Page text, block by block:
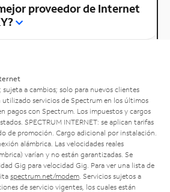
proveedor de Internet
a cambios; solo para nuevos clientes
utilizado servicios de Spectrum en los últimos
pagos con Spectrum. Los impuestos y cargos
SPECTRUM INTERNET: se aplican tarifas
de promoción. Cargo adicional por instalación.
alámbrica. Las velocidades reales
varían y no están garantizadas. Se
Gig para velocidad Gig. Para ver una lista de
spectrum.net/modem . Servicios sujetos a
de servicio vigentes, los cuales están